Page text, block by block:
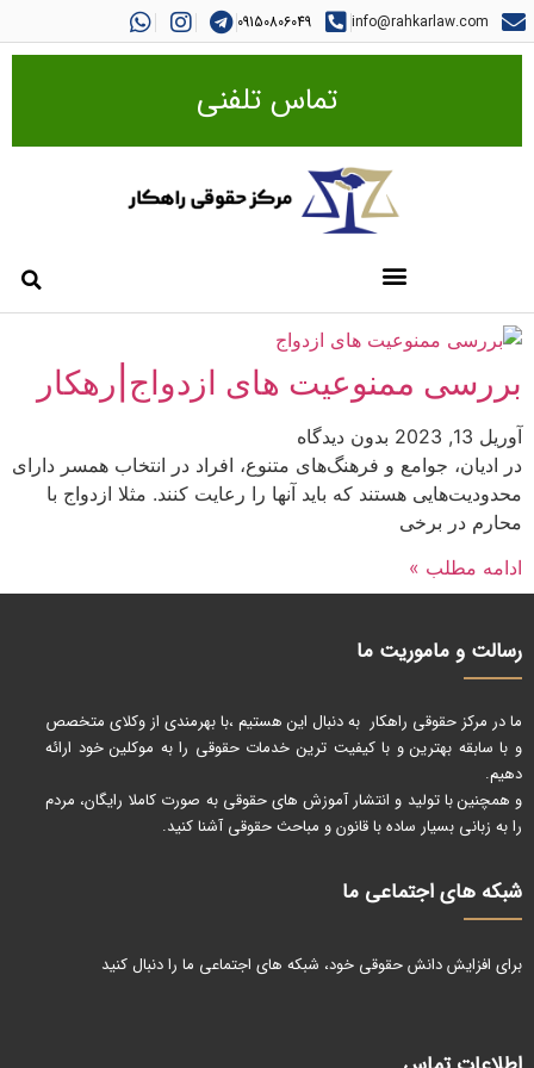
info@rahkarlaw.com
09150806049
تماس تلفنی
بررسی ممنوعیت های ازدواج|رهکار
آوریل 13, 2023
بدون دیدگاه
در ادیان، جوامع و فرهنگ‌های متنوع، افراد در انتخاب همسر دارای
محدودیت‌هایی هستند که باید آنها را رعایت کنند. مثلا ازدواج با
محارم در برخی
ادامه مطلب »
رسالت و ماموریت ما
ما در مرکز حقوقی راهکار به دنبال این هستیم ،با بهرمندی از وکلای متخصص
و با سابقه بهترین و با کیفیت ترین خدمات حقوقی را به موکلین خود ارائه
دهیم.
و همچنین با تولید و انتشار آموزش های حقوقی به صورت کاملا رایگان، مردم
را به زبانی بسیار ساده با قانون و مباحث حقوقی آشنا کنید.
شبکه های اجتماعی ما
برای افزایش دانش حقوقی خود، شبکه های اجتماعی ما را دنبال کنید